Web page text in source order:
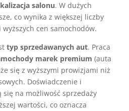
salonu. W dużych
co wynika z większej liczby
cen samochodów.
typ sprzedawanych aut. Praca
marek premium (auta
się z wyższymi prowizjami niż
Doświadczenie i
się na możliwość sprzedaży
wartości, co oznacza